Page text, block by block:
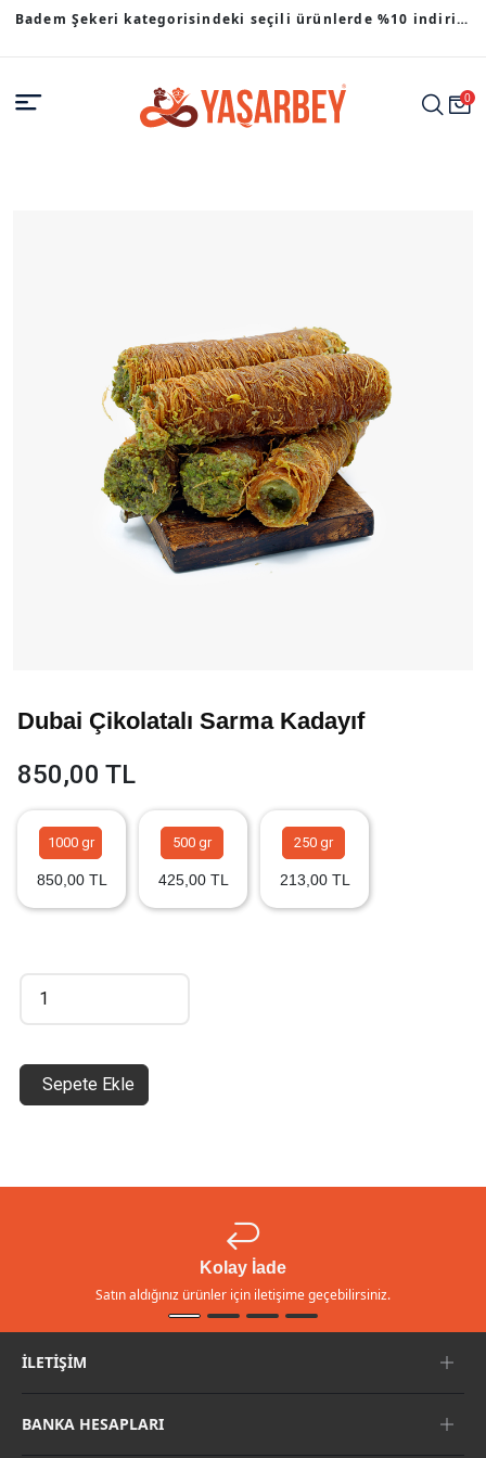
Badem Şekeri kategorisindeki seçili ürünlerde %10 indirim
0
Dubai Çikolatalı Sarma Kadayıf
850,00 TL
Sepete Ekle
1000 gr
850,00 TL
500 gr
425,00 TL
250 gr
213,00 TL
Kolay İade
Satın aldığınız ürünler için iletişime geçebilirsiniz.
İLETIŞIM
BANKA HESAPLARI